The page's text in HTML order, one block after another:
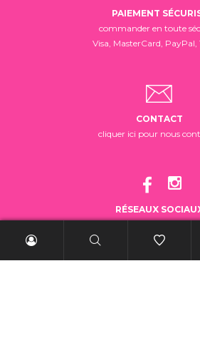
PAIEMENT
commander en toute
Visa, MasterCard, PayPal,
CONTACT
cliquer ici pour nous
RÉSEAUX